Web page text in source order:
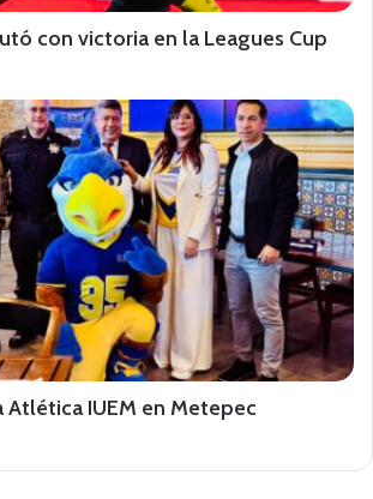
con victoria en la Leagues Cup
Atlética IUEM en Metepec